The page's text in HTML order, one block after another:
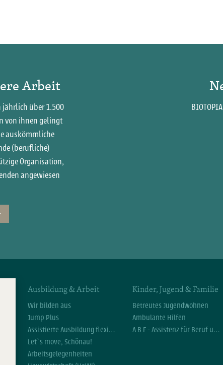
Arbeit
über 1.500
von ihnen gelingt
auskömmliche
(berufliche)
Organisation,
angewiesen
Ausbildung & Arbeit
Wir bilden aus
Jump Plus
Assistierte Ausbildung flexibel (AsA flex)
Let`s move, Schönau!
Arbeitsgelegenheiten
Kinder, Jugend & Familie
Betreutes Jugendwohnen
Ambulante Hilfen
A B F - Assistenz für Beruf und Familie